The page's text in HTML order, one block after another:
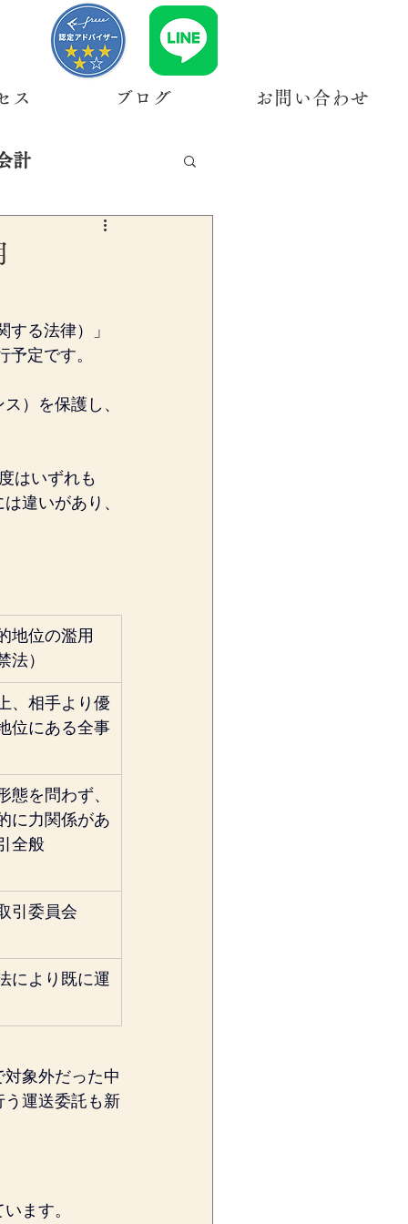
ス ブログ お問い合わせ
計
る法律）」
定です。
）を保護し、
はいずれも
違いがあり、
地位の濫用
法）
、相手より優
位にある全事
態を問わず、
に力関係があ
全般
引委員会
により既に運
象外だった中
運送委託も新
ます。